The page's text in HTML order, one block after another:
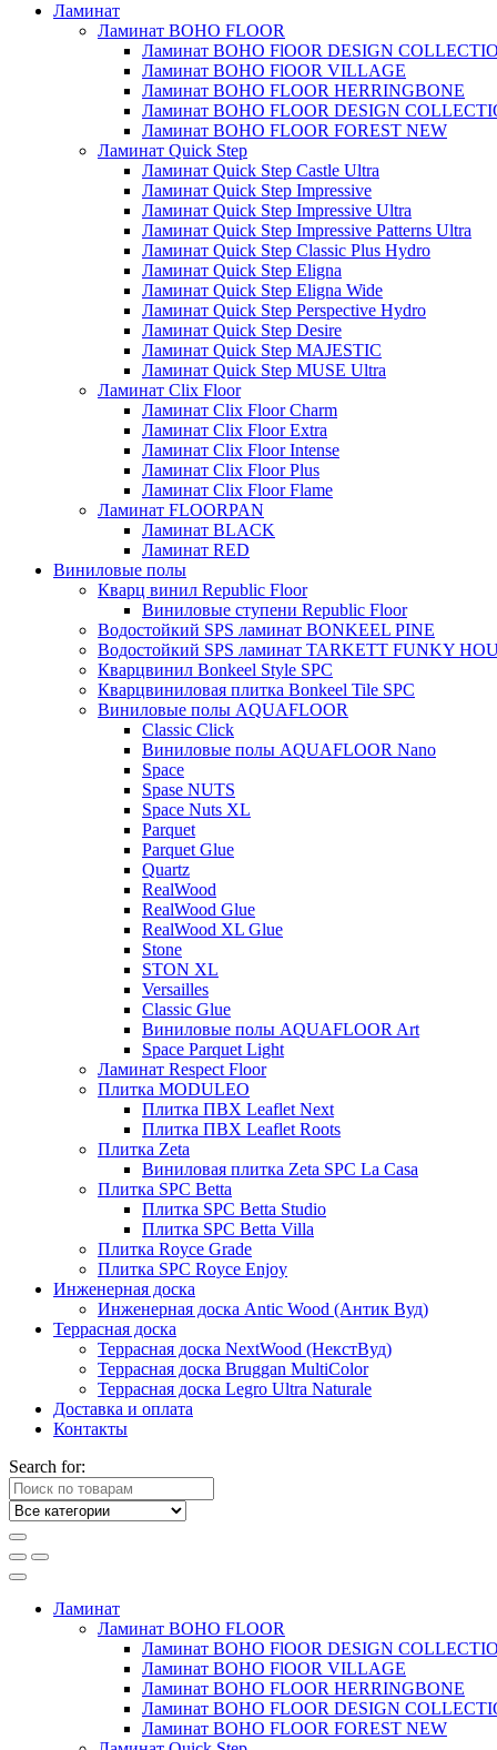
Ламинат
Ламинат BOHO FLOOR
Ламинат BOHO FlOOR DESIGN
Ламинат BOHO FlOOR VILLAGE
Ламинат BOHO FLOOR HERRINGBONE
Ламинат BOHO FLOOR DESIGN
Ламинат BOHO FLOOR FOREST NEW
Ламинат Quick Step
Ламинат Quick Step Castle Ultra
Ламинат Quick Step Impressive
Ламинат Quick Step Impressive Ultra
Ламинат Quick Step Impressive Patterns Ultra
Ламинат Quick Step Classic Plus Hydro
Ламинат Quick Step Eligna
Ламинат Quick Step Eligna Wide
Ламинат Quick Step Perspective Hydro
Ламинат Quick Step Desire
Ламинат Quick Step MAJESTIC
Ламинат Quick Step MUSE Ultra
Ламинат Clix Floor
Ламинат Clix Floor Charm
Ламинат Clix Floor Extra
Ламинат Clix Floor Intense
Ламинат Clix Floor Plus
Ламинат Clix Floor Flame
Ламинат FLOORPAN
Ламинат BLACK
Ламинат RED
Виниловые полы
Кварц винил Republic Floor
Виниловые ступени Republic Floor
Водостойкий SPS ламинат BONKEEL PINE
Водостойкий SPS ламинат TARKETT FUNKY
Кварцвинил Bonkeel Style SPC
Кварцвиниловая плитка Bonkeel Tile SPC
Виниловые полы AQUAFLOOR
Classic Click
Виниловые полы AQUAFLOOR Nano
Space
Spase NUTS
Space Nuts XL
Parquet
Parquet Glue
Quartz
RealWood
RealWood Glue
RealWood XL Glue
Stone
STON XL
Versailles
Classic Glue
Виниловые полы AQUAFLOOR Art
Space Parquet Light
Ламинат Respect Floor
Плитка MODULEO
Плитка ПВХ Leaflet Next
Плитка ПВХ Leaflet Roots
Плитка Zeta
Виниловая плитка Zeta SPC La Casa
Плитка SPC Betta
Плитка SPC Betta Studio
Плитка SPC Betta Villa
Плитка Royce Grade
Плитка SPC Royce Enjoy
Инженерная доска
Инженерная доска Antic Wood (Антик Вуд)
Террасная доска
Террасная доска NextWood (НекстВуд)
Террасная доска Bruggan MultiColor
Террасная доска Legro Ultra Naturale
Доставка и оплата
Контакты
Search for:
Ламинат
Ламинат BOHO FLOOR
Ламинат BOHO FlOOR DESIGN
Ламинат BOHO FlOOR VILLAGE
Ламинат BOHO FLOOR HERRINGBONE
Ламинат BOHO FLOOR DESIGN
Ламинат BOHO FLOOR FOREST NEW